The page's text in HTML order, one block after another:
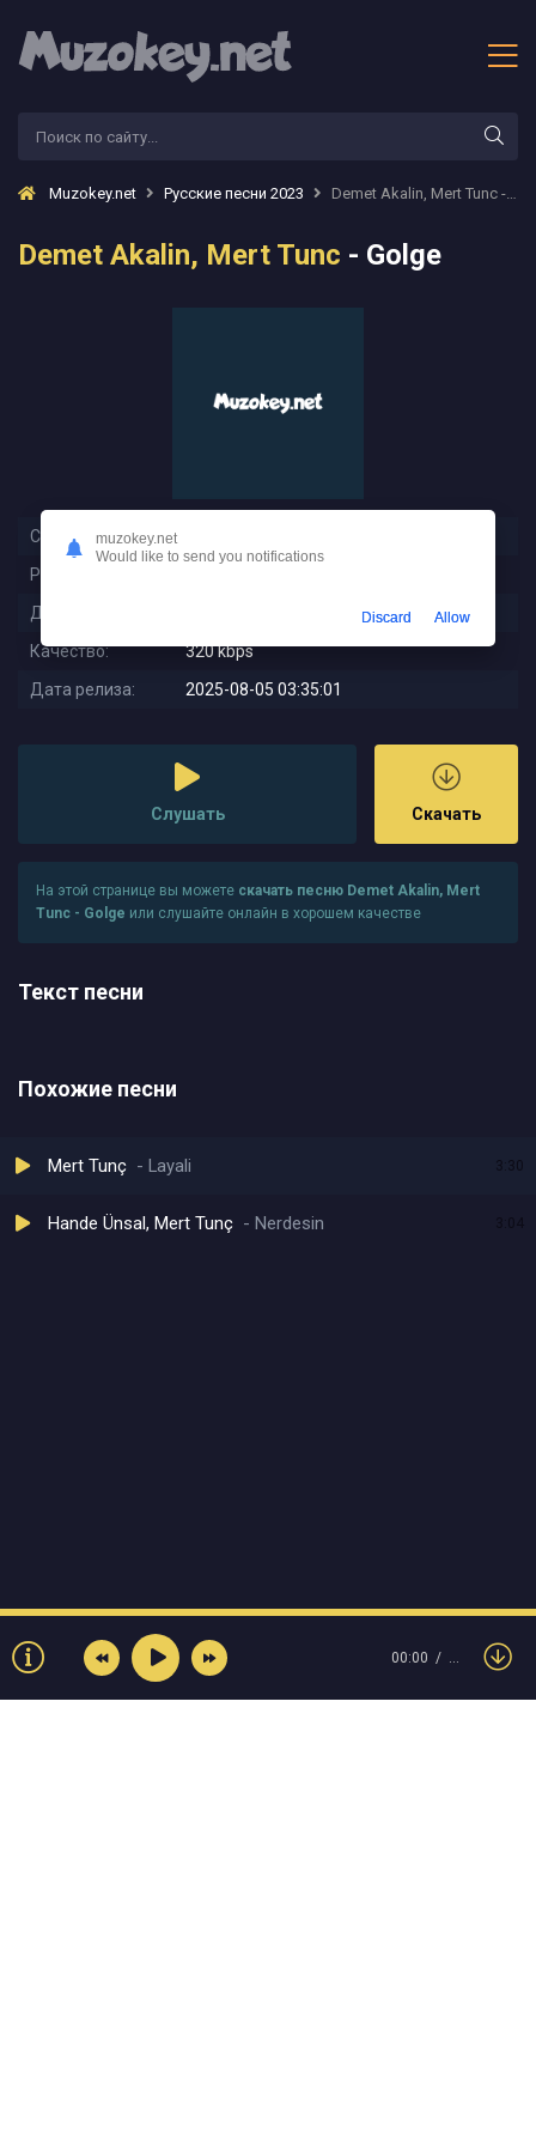
Muzokey.net Русские песни 2023 Demet Akalin, Mert Tunc - Golge
Demet Akalin, Mert Tunc - Golge
Слушали:
Размер:
Длительность:
Качество:
320 kbps
Дата релиза:
2025-08-05 03:35:01
Слушать Скачать
На этой странице вы можете скачать песню Demet Akalin, Mert
Tunc - Golge или слушайте онлайн в хорошем качестве
Текст песни
Похожие песни
Mert Tunç Layali 3:30
Hande Ünsal, Mert Tunç Nerdesin
00:00 …
muzokey.net
Would like to send you notifications
Discard Allow